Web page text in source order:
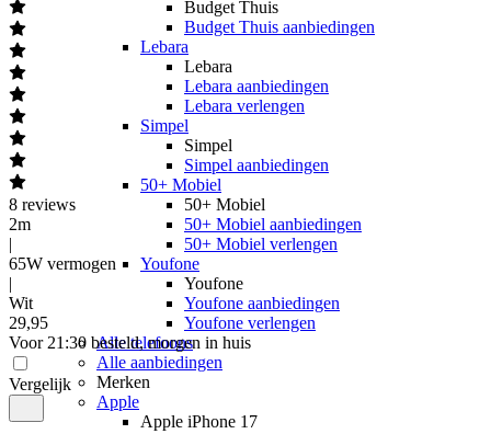
Budget Thuis
Budget Thuis aanbiedingen
Lebara
Lebara
Lebara aanbiedingen
Lebara verlengen
Simpel
Simpel
Simpel aanbiedingen
50+ Mobiel
50+ Mobiel
50+ Mobiel aanbiedingen
50+ Mobiel verlengen
Youfone
Youfone
Youfone aanbiedingen
Youfone verlengen
Alle telefoons
Alle aanbiedingen
Merken
Apple
Apple iPhone 17
8 reviews
2m
|
65W vermogen
|
Wit
29,95
Voor 21:30 besteld, morgen in huis
Vergelijk